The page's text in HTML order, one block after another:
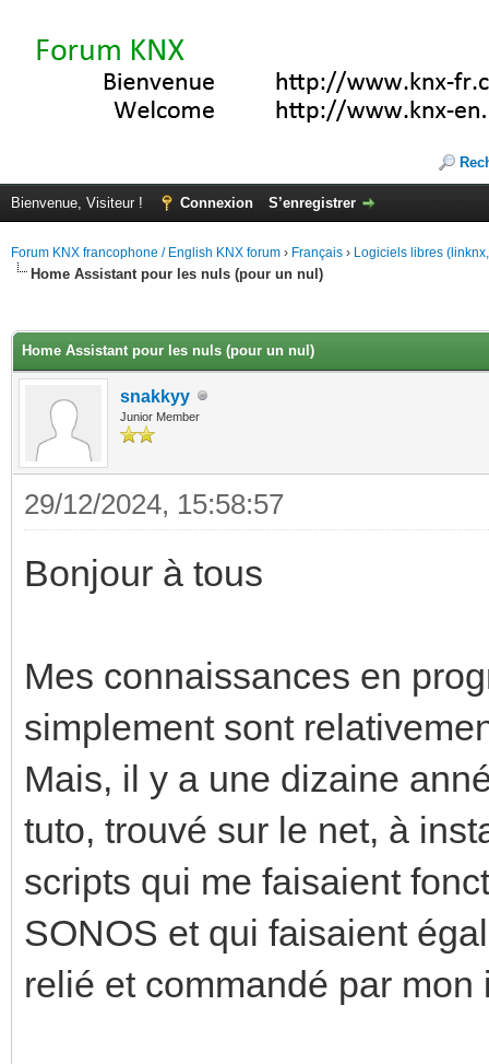
Bienvenue, Visiteur ! Connexion S’enregistrer
Forum KNX francophone / English KNX forum › Français › Logiciels libres
Home Assistant pour les nuls (pour un nul)
Home Assistant pour les nuls (pour un nul)
snakkyy
Junior Member
29/12/2024, 15:58:57
Bonjour à tous
Mes connaissances en
simplement sont
Mais, il y a une dizaine
tuto, trouvé sur le net, à
scripts qui me faisaient
SONOS et qui faisaient
relié et commandé par